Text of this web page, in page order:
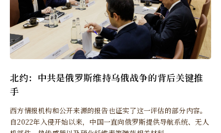
北约：中共是俄罗斯维持乌俄战争的背后关键推
手
西方情报机构和公开来源的报告也证实了这一评估的部分内容。
自2022年入侵开始以来，中国一直向俄罗斯提供导航系统、无人